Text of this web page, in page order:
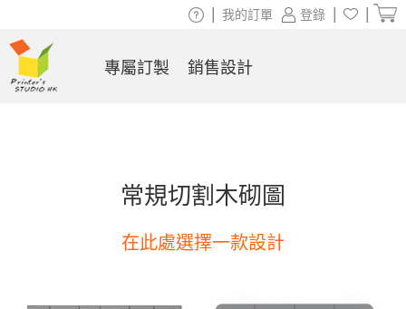
常規切割木砌圖
在此處選擇一款設計
登錄
我的訂單
專屬訂製 銷售設計